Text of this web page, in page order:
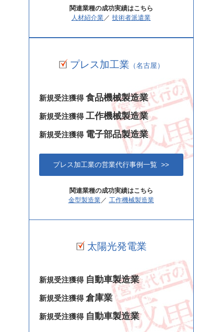
関連業種の成功実績はこちら
人材紹介業 ／ 技術者派遣業
プレス加工業 （名古屋）
新規受注獲得食品機械製造業
新規受注獲得工作機械製造業
新規受注獲得 電子部品製造業
プレス加工業の営業代行事例一覧 >>
関連業種の成功実績はこちら
金型製造業／ 工作機械製造業
太陽光発電業
新規受注獲得 自動車製造業
新規受注獲得倉庫業
新規受注獲得 自動車製造業